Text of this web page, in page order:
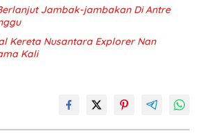
Jambak-jambakan Di Antre
Kereta Nusantara Explorer Nan
Kali